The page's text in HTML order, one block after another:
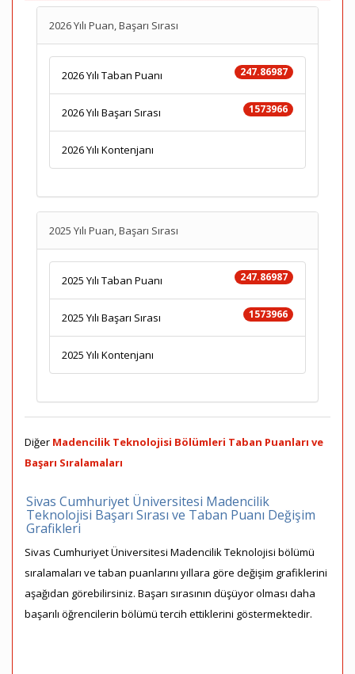
2026 Yılı Puan, Başarı Sırası
247.86987
2026 Yılı Taban Puanı
1573966
2026 Yılı Başarı Sırası
2026 Yılı Kontenjanı
2025 Yılı Puan, Başarı Sırası
247.86987
2025 Yılı Taban Puanı
1573966
2025 Yılı Başarı Sırası
2025 Yılı Kontenjanı
Diğer Madencilik Teknolojisi Bölümleri Taban Puanları ve
Başarı Sıralamaları
Sivas Cumhuriyet Üniversitesi Madencilik
Teknolojisi Başarı Sırası ve Taban Puanı Değişim
Grafikleri
Sivas Cumhuriyet Üniversitesi Madencilik Teknolojisi bölümü
sıralamaları ve taban puanlarını yıllara göre değişim grafiklerini
aşağıdan görebilirsiniz. Başarı sırasının düşüyor olması daha
başarılı öğrencilerin bölümü tercih ettiklerini göstermektedir.